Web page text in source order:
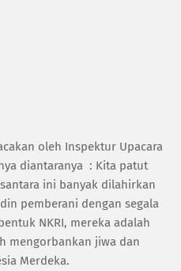
oleh Inspektur Upacara
diantaranya : Kita patut
ini banyak dilahirkan
pemberani dengan segala
NKRI, mereka adalah
mengorbankan jiwa dan
Merdeka.